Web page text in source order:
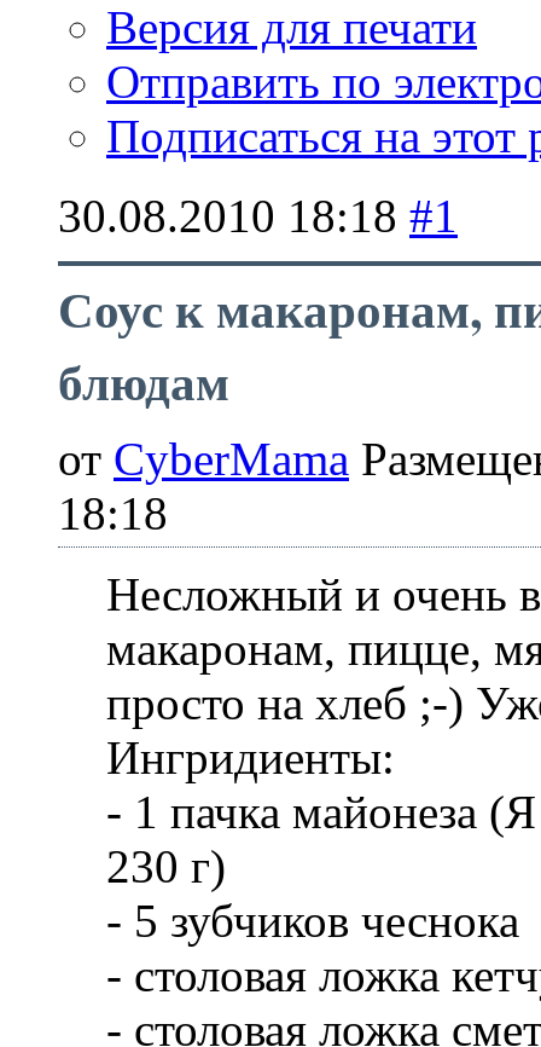
Версия для печати
Отправить по
Подписаться на
30.08.2010 18:18 #1
Соус к макаронам,
блюдам
от CyberMama
18:18
Несложный и очень
макаронам, пицце,
просто на хлеб ;-)
Ингридиенты:
- 1 пачка майонеза
230 г)
- 5 зубчиков чеснока
- столовая ложка
- столовая ложка